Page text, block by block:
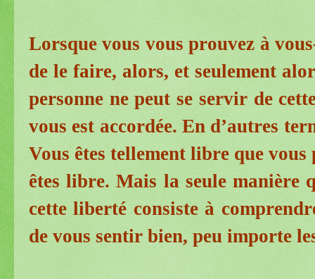
Lorsque vous vous prouvez à
de le faire, alors, et seulement
personne ne peut se servir de
vous est accordée. En d’autres
Vous êtes tellement libre que vous
êtes libre. Mais la seule manière
cette liberté consiste à
de vous sentir bien, peu importe